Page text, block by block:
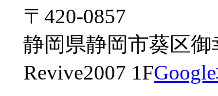
〒420-0857
静岡県静岡市葵区御
Revive2007 1F